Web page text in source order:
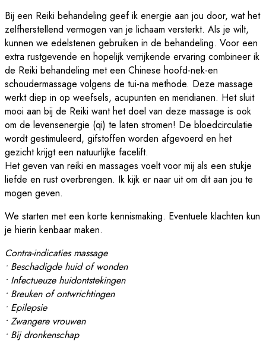
Bij een Reiki behandeling geef ik energie aan jou door, wat het
zelfherstellend vermogen van je lichaam versterkt. Als je wilt,
kunnen we edelstenen gebruiken in de behandeling. Voor een
extra rustgevende en hopelijk verrijkende ervaring combineer ik
de Reiki behandeling met een Chinese hoofd-nek-en
schoudermassage volgens de tui-na methode. Deze massage
werkt diep in op weefsels, acupunten en meridianen. Het sluit
mooi aan bij de Reiki want het doel van deze massage is ook
om de levensenergie (qi) te laten stromen! De bloedcirculatie
wordt gestimuleerd, gifstoffen worden afgevoerd en het
gezicht krijgt een natuurlijke facelift.
Het geven van reiki en massages voelt voor mij als een stukje
liefde en rust overbrengen. Ik kijk er naar uit om dit aan jou te
mogen geven.
We starten met een korte kennismaking. Eventuele klachten kun
je hierin kenbaar maken.
Contra-indicaties massage
• Beschadigde huid of wonden
• Infectueuze huidontstekingen
• Breuken of ontwrichtingen
• Epilepsie
• Zwangere vrouwen
• Bij dronkenschap